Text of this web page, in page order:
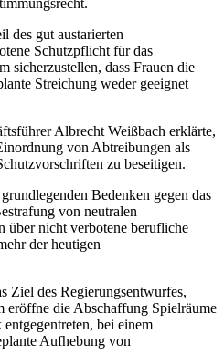
des gut austarierten
Schutzpflicht für das
sicherzustellen, dass Frauen die
Streichung weder geeignet
Albrecht Weißbach erklärte,
von Abtreibungen als
zu beseitigen.
Bedenken gegen das
von neutralen
über nicht verbotene berufliche
der heutigen
Ziel des Regierungsentwurfes,
eröffne die Abschaffung Spielräume
bei einem
Aufhebung von